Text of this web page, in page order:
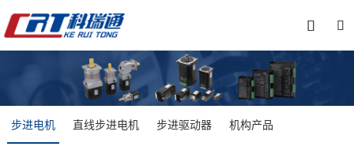


步进电机 直线步进电机 步进驱动器 机构产品